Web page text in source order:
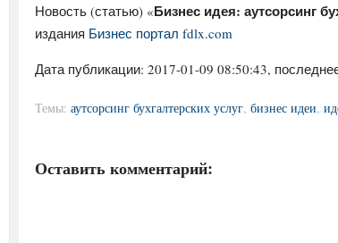
Новость (статью) «Бизнес идея: аутсорсинг
издания Бизнес портал fdlx.com
Дата публикации: 2017-01-09 08:50:43,
Темы: аутсорсинг бухгалтерских услуг, бизнес идеи,
Оставить комментарий: